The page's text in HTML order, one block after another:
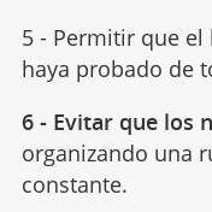
5 - Permitir que el
haya probado de
6 - Evitar que los
organizando una
constante.